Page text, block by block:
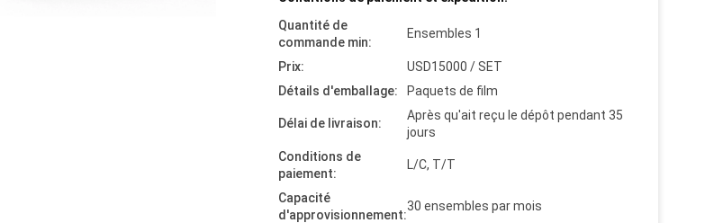
Quantité de
commande min:
Ensembles 1
Prix:
USD15000 / SET
Détails d'emballage:
Paquets de film
Délai de livraison:
Après qu'ait reçu le dépôt pendant 35
jours
Conditions de
paiement:
L/C, T/T
Capacité
d'approvisionnement:
30 ensembles par mois